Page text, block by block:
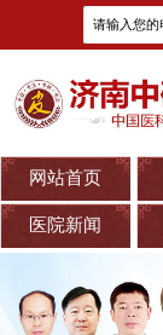
网站首页
医院新闻